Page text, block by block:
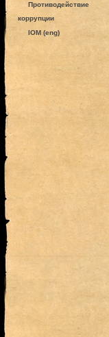
Противодействие
коррупции
IOM (eng)